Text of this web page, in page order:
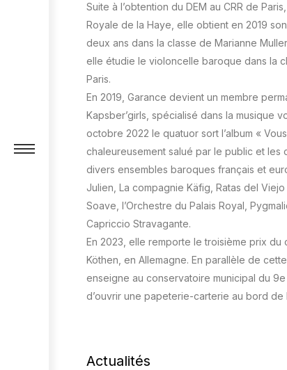
Suite à l’obtention du DEM au CRR de
Royale de la Haye, elle obtient en 2019
deux ans dans la classe de Marianne
elle étudie le violoncelle baroque dans la
Paris.
En 2019, Garance devient un membre
Kapsber’girls, spécialisé dans la musique
octobre 2022 le quatuor sort l’album «
chaleureusement salué par le public et les
divers ensembles baroques français et
Julien, La compagnie Käfig, Ratas del
Soave, l’Orchestre du Palais Royal,
Capriccio Stravagante.
En 2023, elle remporte le troisième prix du
Köthen, en Allemagne. En parallèle de
enseigne au conservatoire municipal du
d’ouvrir une papeterie-carterie au bord de
Actualités